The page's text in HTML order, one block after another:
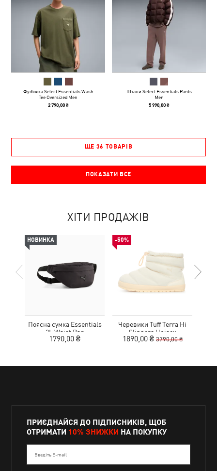
Футболка Select Essentials Wash
Tee Oversized Men
2 790,00 ₴
Штани Select Essentials Pants
Men
5 990,00 ₴
ЩЕ 36 ТОВАРІВ
ПОКАЗАТИ ВСЕ
ХІТИ ПРОДАЖІВ
НОВИНКА
Поясна сумка Essentials
2L Waist Bag
1790,00 ₴
-50%
Черевики Tuff Terra Hi
Slippers Unisex
1890,00 ₴ 3790,00 ₴
ПРИЄДНАЙСЯ ДО ПІДПИСНИКІВ, ЩОБ
ОТРИМАТИ 10% ЗНИЖКИ НА ПОКУПКУ
Введіть E-mail